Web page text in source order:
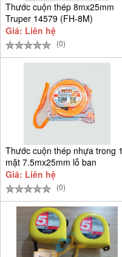
Thước cuộn thép 8mx25mm
Truper 14579 (FH-8M)
Giá: Liên hệ
(0)
Thước cuộn thép nhựa trong 1
mặt 7.5mx25mm lỗ ban
Giá: Liên hệ
(0)